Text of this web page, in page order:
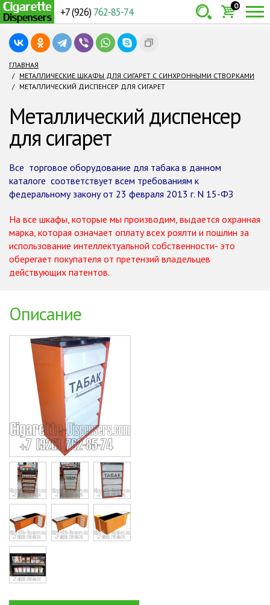
Cigarette
+7 (926)762-85-74 0
руб.
ГЛАВНАЯ
МЕТАЛЛИЧЕСКИЕ ШКАФЫ ДЛЯ СИГАРЕТ С СИНХРОННЫМИ СТВОРКАМИ
МЕТАЛЛИЧЕСКИЙ ДИСПЕНСЕР ДЛЯ СИГАРЕТ
Металлический диспенсер
для сигарет
Все торговое оборудование для табака в данном
каталоге соответствует всем требованиям к
федеральному закону от 23 февраля 2013 г. N 15-ФЗ
На все шкафы, которые мы производим, выдается охранная
марка, которая означает оплату всех роялти и пошлин за
использование интеллектуальной собственности- это
оберегает покупателя от претензий владельцев
действующих патентов.
Описание